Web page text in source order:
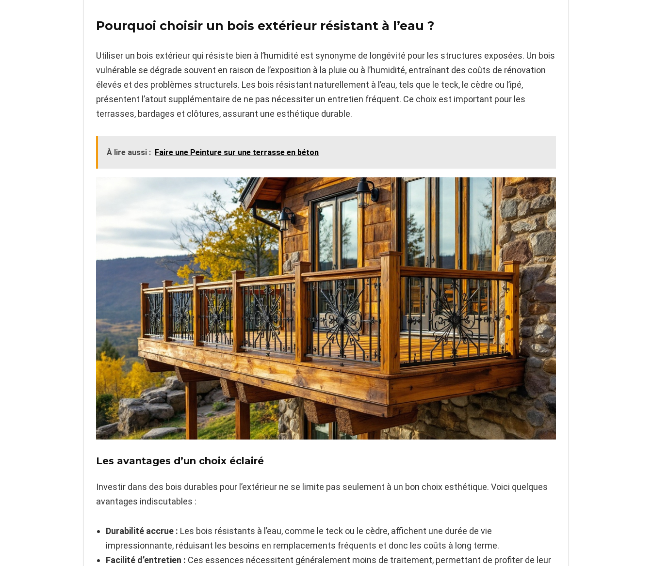
Pourquoi choisir un bois extérieur résistant à l’eau ?
Utiliser un bois extérieur qui résiste bien à l’humidité est synonyme de longévité pour les structures exposées. Un bois
vulnérable se dégrade souvent en raison de l’exposition à la pluie ou à l’humidité, entraînant des coûts de rénovation
élevés et des problèmes structurels. Les bois résistant naturellement à l’eau, tels que le teck, le cèdre ou l’ipé,
présentent l’atout supplémentaire de ne pas nécessiter un entretien fréquent. Ce choix est important pour les
terrasses, bardages et clôtures, assurant une esthétique durable.
À lire aussi : Faire une Peinture sur une terrasse en béton
Les avantages d’un choix éclairé
Investir dans des bois durables pour l’extérieur ne se limite pas seulement à un bon choix esthétique. Voici quelques
avantages indiscutables :
Durabilité accrue : Les bois résistants à l’eau, comme le teck ou le cèdre, affichent une durée de vie
impressionnante, réduisant les besoins en remplacements fréquents et donc les coûts à long terme.
Facilité d’entretien : Ces essences nécessitent généralement moins de traitement, permettant de profiter de leur